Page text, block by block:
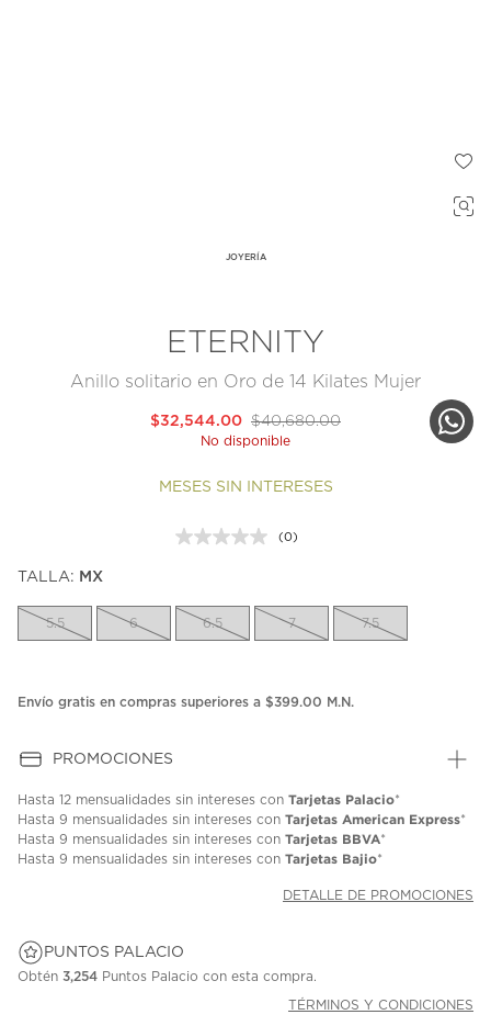
JOYERÍA
ETERNITY
Anillo solitario en Oro de 14 Kilates Mujer
$40,680.00
$32,544.00
No disponible
MESES SIN INTERESES
Sin
la
misma
(0)
TALLA: MX
5.5 6 6.5 7 7.5
Envío gratis en compras superiores a $399.00 M.N.
PROMOCIONES
Hasta 12 mensualidades sin intereses con Tarjetas Palacio*
Hasta 9 mensualidades sin intereses con Tarjetas American Express*
Hasta 9 mensualidades sin intereses con Tarjetas BBVA*
Hasta 9 mensualidades sin intereses con Tarjetas Bajio*
DETALLE DE PROMOCIONES
PUNTOS PALACIO
Obtén 3,254 Puntos Palacio con esta compra.
TÉRMINOS Y CONDICIONES